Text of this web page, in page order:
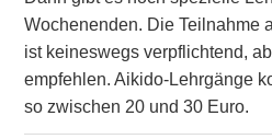
Wochenenden. Die Teilnahme
ist keineswegs verpflichtend,
empfehlen. Aikido-Lehrgänge
so zwischen 20 und 30 Euro.